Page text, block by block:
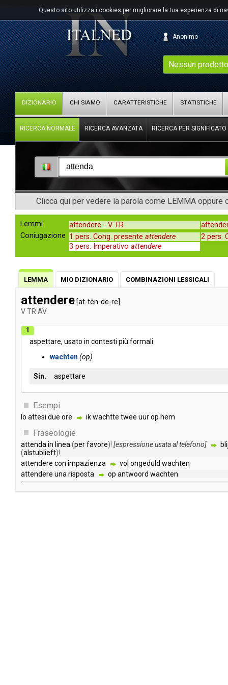
Questo sito utilizza i cookies per migliorare la tua esperienza di
Nessun
Anonimo
DIZIONARIO CHI SIAMO CARATTERISTICHE STATISTICHE
RICERCA NORMALE RICERCA AVANZATA RICERCA PER SIGNIFICATO
Clicca qui per vedere la parola come LEMMA oppure
Lemmi attendere - V TR
Coniugazione 1 pers. Cong. presente attendere
2 pers.
3 pers. Imperativo attendere
LEMMA MIO DIZIONARIO COMBINAZIONI LESSICALI
attendere [at-tèn-de-re]
VTR AV
1
aspettare, usato in contesti più formali
wachten op
Sin. aspettare
Esempi
lo attesi due ore ikwachtte twee uurop hem
Fraseologie
attenda in linea (perfavore)! [espressioneusataaltelefono]
(alstublieft)!
attendere con impazienza vol ongeduld wachten
attendere una risposta op antwoord wachten